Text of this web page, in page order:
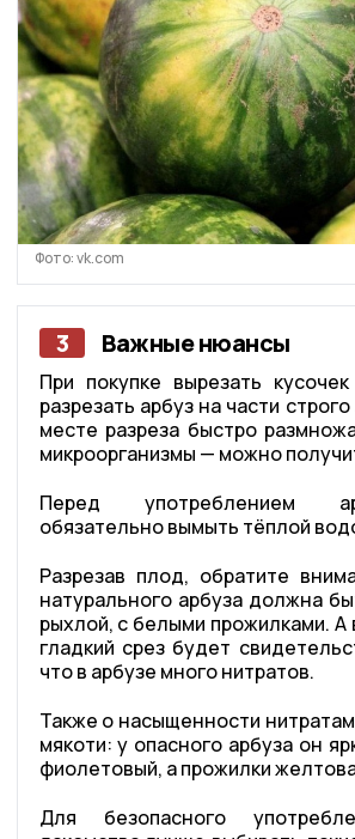
Фото: vk.com
3 Важные нюансы
При покупке вырезать
разрезать арбуз на части
месте разреза быстро
микроорганизмы — можно
Перед употреблением
обязательно вымыть тёплой
Разрезав плод, обратите
натурального арбуза должна
рыхлой, с белыми прожилками. А
гладкий срез будет
что в арбузе много нитратов.
Также о насыщенности
мякоти: у опасного арбуза он
фиолетовый, а прожилки
Для безопасного